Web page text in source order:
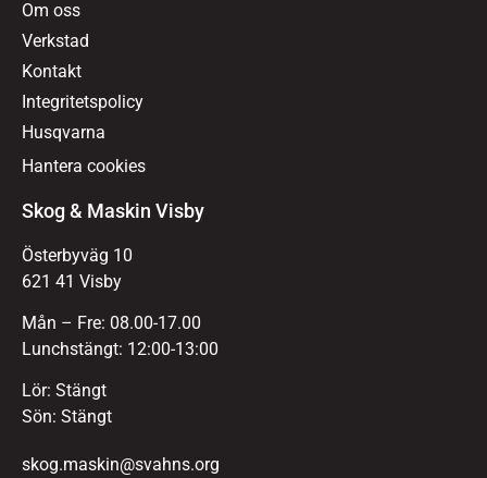
Om oss
Verkstad
Kontakt
Integritetspolicy
Husqvarna
Hantera cookies
Skog & Maskin Visby
Österbyväg 10
621 41 Visby
Mån – Fre: 08.00-17.00
Lunchstängt: 12:00-13:00
Lör: Stängt
Sön: Stängt
skog.maskin@svahns.org